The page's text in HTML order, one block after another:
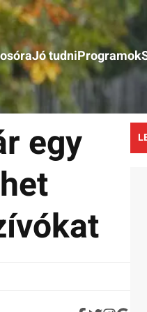
Jó tudniProgramok
egy